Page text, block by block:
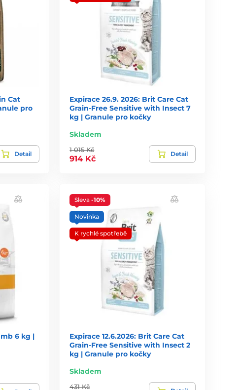
Cat
pro
Detail
Expirace 26.9. 2026: Brit Care Cat
Grain-Free Sensitive with Insect 7
kg | Granule pro kočky
Skladem
1 015 Kč
914 Kč
Detail
6 kg |
Sleva-10%
Novinka
K rychlé spotřebě
Expirace 12.6.2026: Brit Care Cat
Grain-Free Sensitive with Insect 2
kg | Granule pro kočky
Skladem
431 Kč